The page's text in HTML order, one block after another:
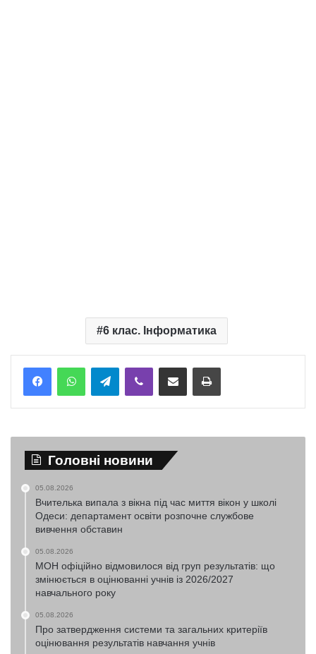
6 клас. Інформатика
TelegramViber Надіслати електронною поштоюНадрукувати
Головні новини
05.08.2026
Вчителька випала з вікна під час миття вікон у школі
Одеси: департамент освіти розпочне службове
вивчення обставин
05.08.2026
МОН офіційно відмовилося від груп результатів: що
змінюється в оцінюванні учнів із 2026/2027
навчального року
05.08.2026
Про затвердження системи та загальних критеріїв
оцінювання результатів навчання учнів